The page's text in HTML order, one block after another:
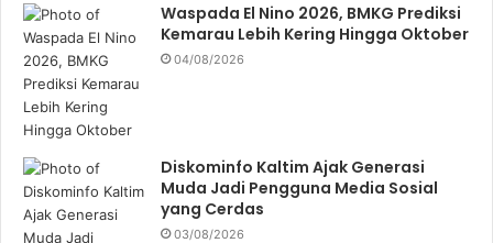
Waspada El Nino 2026, BMKG Prediksi
Kemarau Lebih Kering Hingga Oktober
04/08/2026
Diskominfo Kaltim Ajak Generasi
Muda Jadi Pengguna Media Sosial
yang Cerdas
03/08/2026